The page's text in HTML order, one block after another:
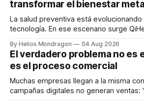
transformar el bienestar
La salud preventiva está evolucionando
tecnología. En ese escenario surge
dispositivos inteligentes, inteligencia
en tiempo real para ayudar a las
decisiones sobre su salud metabólica.
responder
By Helios Mondragon 04 Aug 2026
El verdadero problema no es
es el proceso comercial
Muchas empresas llegan a la misma
campañas digitales no generan ventas: